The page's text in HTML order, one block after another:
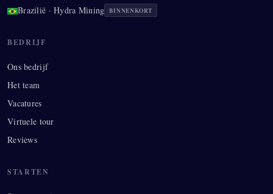
Brazilië · Hydra Mining BINNENKORT
BEDRIJF
Ons bedrijf
Het team
Vacatures
Virtuele tour
Reviews
STARTEN